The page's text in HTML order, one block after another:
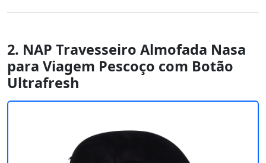
2. NAP Travesseiro Almofada Nasa
para Viagem Pescoço com Botão
Ultrafresh